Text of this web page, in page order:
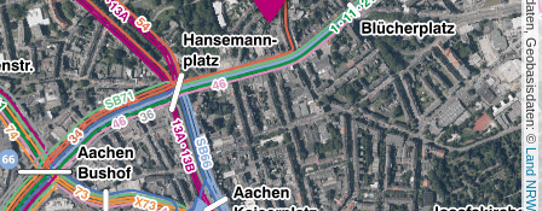
, Kartendaten, Geobasisdaten: ©
Land NRW